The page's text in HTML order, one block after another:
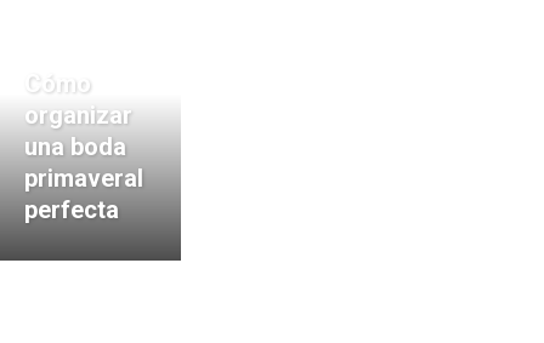
Cómo
organizar
una boda
primaveral
perfecta